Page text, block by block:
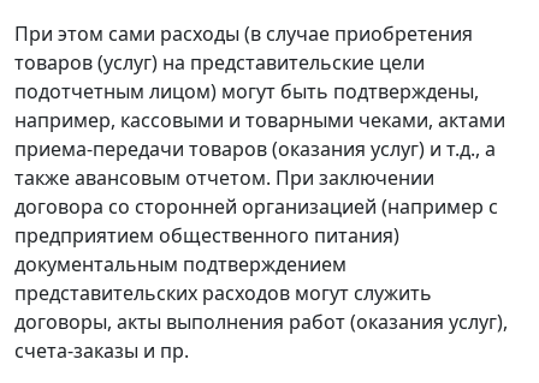
При этом сами расходы (в случае приобретения
товаров (услуг) на представительские цели
подотчетным лицом) могут быть подтверждены,
например, кассовыми и товарными чеками, актами
приема-передачи товаров (оказания услуг) и т.д., а
также авансовым отчетом. При заключении
договора со сторонней организацией (например с
предприятием общественного питания)
документальным подтверждением
представительских расходов могут служить
договоры, акты выполнения работ (оказания услуг),
счета-заказы и пр.